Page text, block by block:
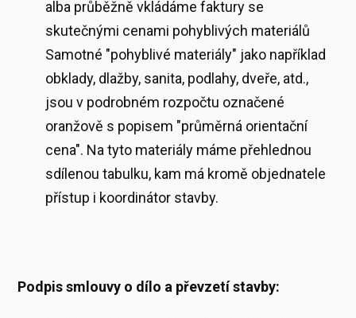
alba průběžně vkládáme faktury se
skutečnými cenami pohyblivých materiálů
Samotné "pohyblivé materiály" jako například
obklady, dlažby, sanita, podlahy, dveře, atd.,
jsou v podrobném rozpočtu označené
oranžově s popisem "průměrná orientační
cena". Na tyto materiály máme přehlednou
sdílenou tabulku, kam má kromě objednatele
přístup i koordinátor stavby.
Podpis smlouvy o dílo a převzetí stavby: